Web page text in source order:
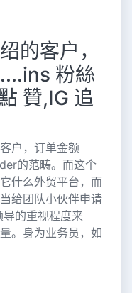
的客户，
粉絲
贊,IG 追
户，订单金额
的范畴。而这个
什么外贸平台，而
给团队小伙伴申请
的重视程度来
。身为业务员，如